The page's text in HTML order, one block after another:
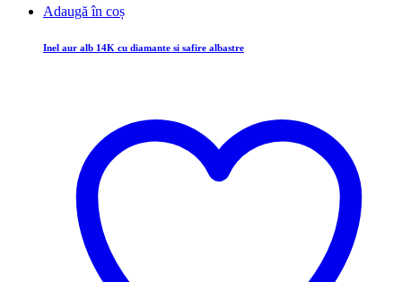
Adaugă în coș
Inel aur alb 14K cu diamante si safire albastre